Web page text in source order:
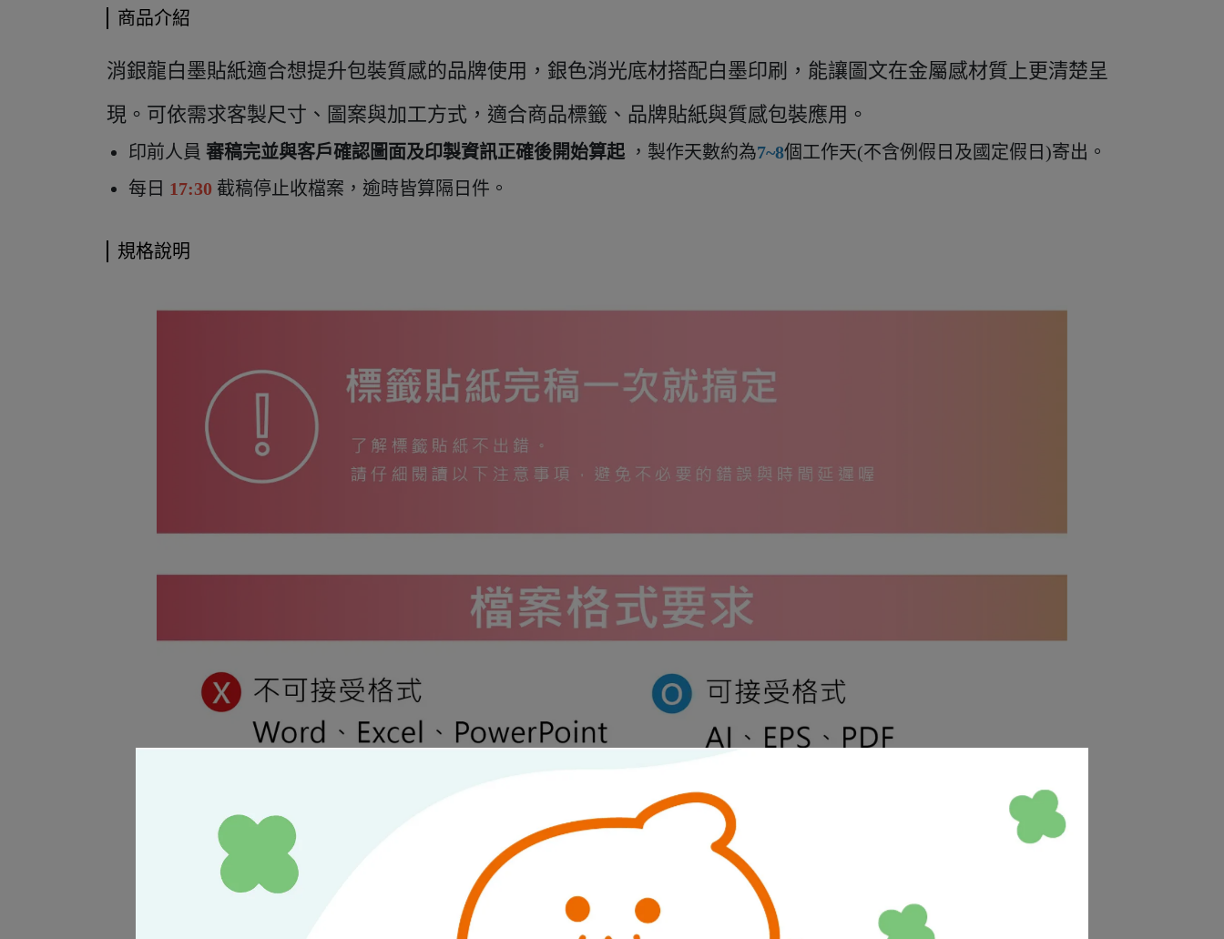
商品介紹
消銀龍白墨貼紙適合想提升包裝質感的品牌使用，銀色消光底材搭配白墨印刷，能讓圖文在金屬感材質上更清楚呈
現。可依需求客製尺寸、圖案與加工方式，適合商品標籤、品牌貼紙與質感包裝應用。
印前人員 審稿完並與客戶確認圖面及印製資訊正確後開始算起 ， 製作天數約為7~8個工作天(不含例假日及國定假日)寄出 。
每日 17:30 截稿停止收檔案，逾時皆算隔日件。
規格說明